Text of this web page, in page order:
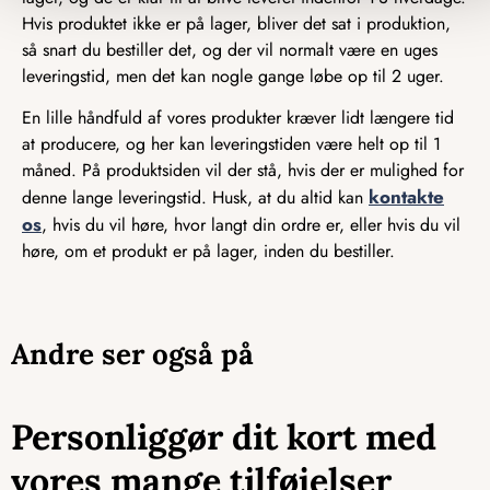
Hvis produktet ikke er på lager, bliver det sat i produktion,
så snart du bestiller det, og der vil normalt være en uges
leveringstid, men det kan nogle gange løbe op til 2 uger.
En lille håndfuld af vores produkter kræver lidt længere tid
at producere, og her kan leveringstiden være helt op til 1
måned. På produktsiden vil der stå, hvis der er mulighed for
denne lange leveringstid. Husk, at du altid kan kontakte
os, hvis du vil høre, hvor langt din ordre er, eller hvis du vil
høre, om et produkt er på lager, inden du bestiller.
Andre ser også på
Personliggør dit kort med
vores mange tilføjelser